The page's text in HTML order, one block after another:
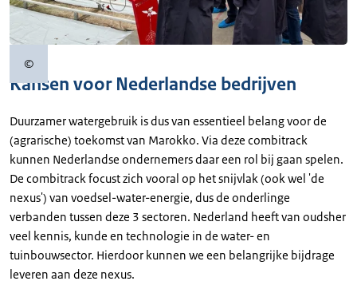
©Copyrightinformatie
Kansen voor Nederlandse bedrijven
Duurzamer watergebruik is dus van essentieel belang voor de
(agrarische) toekomst van Marokko. Via deze combitrack
kunnen Nederlandse ondernemers daar een rol bij gaan spelen.
De combitrack focust zich vooral op het snijvlak (ook wel 'de
nexus') van voedsel-water-energie, dus de onderlinge
verbanden tussen deze 3 sectoren. Nederland heeft van oudsher
veel kennis, kunde en technologie in de water- en
tuinbouwsector. Hierdoor kunnen we een belangrijke bijdrage
leveren aan deze nexus.